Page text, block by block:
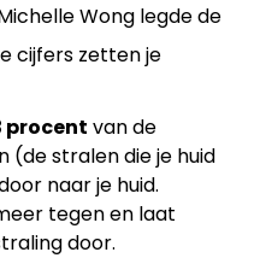
Wong legde de
cijfers zetten je
procent van de
(de stralen die je huid
naar je huid.
tegen en laat
door.